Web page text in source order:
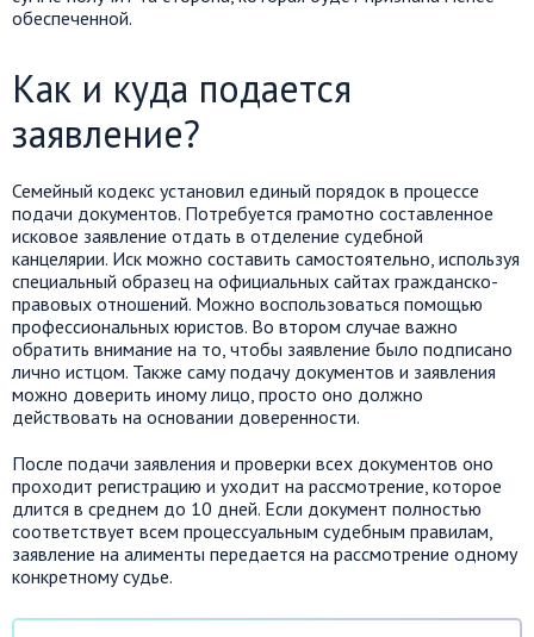
обеспеченной.
Как и куда подается
заявление?
Семейный кодекс установил единый порядок в процессе
подачи документов. Потребуется грамотно составленное
исковое заявление отдать в отделение судебной
канцелярии. Иск можно составить самостоятельно, используя
специальный образец на официальных сайтах гражданско-
правовых отношений. Можно воспользоваться помощью
профессиональных юристов. Во втором случае важно
обратить внимание на то, чтобы заявление было подписано
лично истцом. Также саму подачу документов и заявления
можно доверить иному лицо, просто оно должно
действовать на основании доверенности.
После подачи заявления и проверки всех документов оно
проходит регистрацию и уходит на рассмотрение, которое
длится в среднем до 10 дней. Если документ полностью
соответствует всем процессуальным судебным правилам,
заявление на алименты передается на рассмотрение одному
конкретному судье.